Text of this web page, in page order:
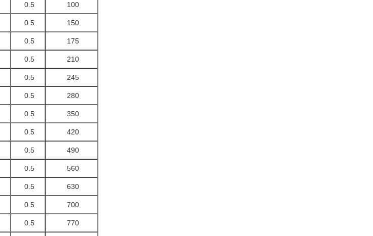
0.5 100
0.5 150
0.5 175
0.5 210
0.5 245
0.5 280
0.5 350
0.5 420
0.5 490
0.5 560
0.5 630
0.5 700
0.5 770